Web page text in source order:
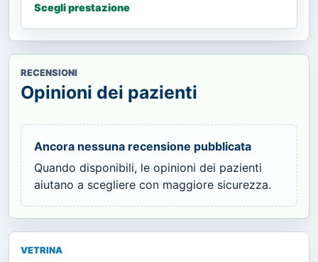
Scegli prestazione
RECENSIONI
Opinioni dei pazienti
Ancora nessuna recensione pubblicata
Quando disponibili, le opinioni dei pazienti
aiutano a scegliere con maggiore sicurezza.
VETRINA